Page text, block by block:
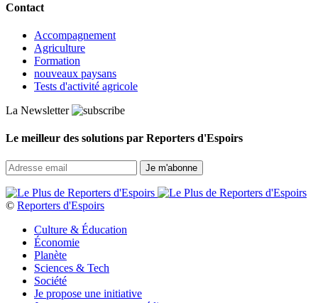
Contact
Accompagnement
Agriculture
Formation
nouveaux paysans
Tests d'activité agricole
La Newsletter
Le meilleur des solutions par Reporters d'Espoirs
© Reporters d'Espoirs
Culture & Éducation
Économie
Planète
Sciences & Tech
Société
Je propose une initiative